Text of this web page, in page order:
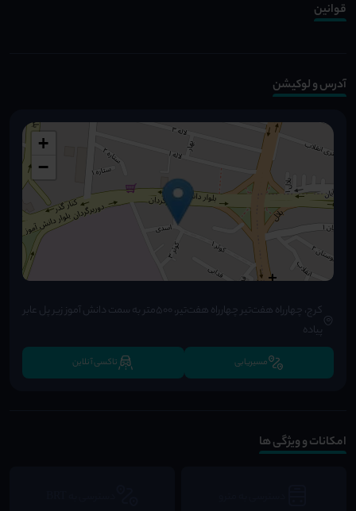
قوانین
آدرس و لوکیشن
+
−
کرج، چهارراه هفت‌تیر چهارراه هفت‌تیر، ۵۰۰متر به سمت دانش آموز زیر پل عابر
پیاده
مسیریابی تاکسی آنلاین
امکانات و ویژگی ها